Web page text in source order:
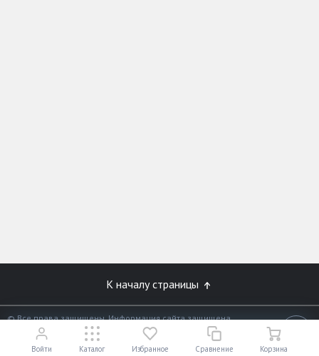
К началу страницы
© Все права защищены. Информация сайта защищена
законом об авторских правах.
Разработано в
«АЛЬФА Системс»
Войти Каталог Избранное Сравнение Корзина